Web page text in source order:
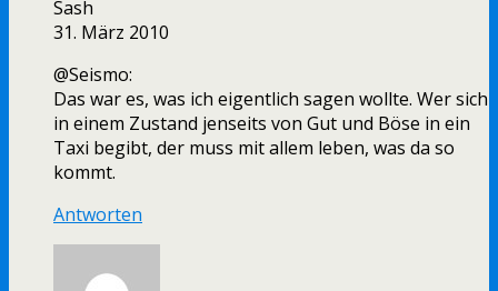
Sash
31. März 2010
@Seismo:
Das war es, was ich eigentlich sagen wollte. Wer sich
in einem Zustand jenseits von Gut und Böse in ein
Taxi begibt, der muss mit allem leben, was da so
kommt.
Antworten